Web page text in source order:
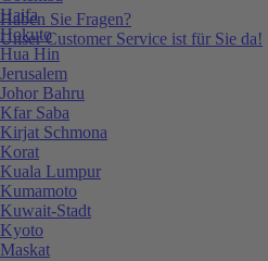
Haben Sie Fragen?
Unser Customer Service ist für Sie da!
Haifa
Hokuto
Hua Hin
Jerusalem
Johor Bahru
Kfar Saba
Kirjat Schmona
Korat
Kuala Lumpur
Kumamoto
Kuwait-Stadt
Kyoto
Maskat